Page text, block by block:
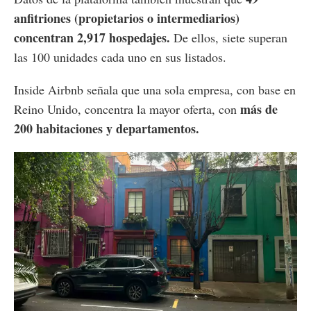
anfitriones (propietarios o intermediarios)
concentran 2,917 hospedajes. De ellos, siete superan
las 100 unidades cada uno en sus listados.
Inside Airbnb señala que una sola empresa, con base en
Reino Unido, concentra la mayor oferta, con más de
200 habitaciones y departamentos.